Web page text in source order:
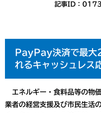
記事ID：
PayPay決済で最大
れるキャッシュレス
エネルギー・食料品等の物
業者の経営支援及び市民生活